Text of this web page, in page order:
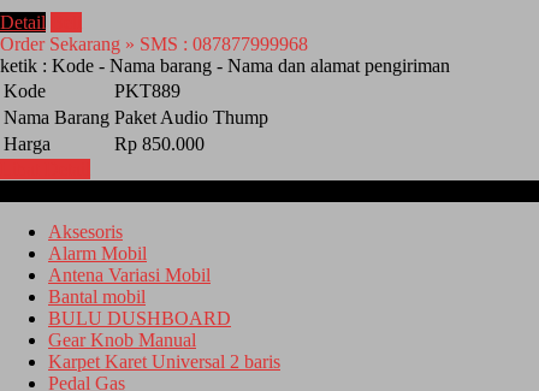
Detail
Order Sekarang » SMS : 087877999968
ketik : Kode - Nama barang - Nama dan alamat pengiriman
Kode
PKT889
Nama Barang Paket Audio Thump
Harga
Rp 850.000
Aksesoris
Alarm Mobil
Antena Variasi Mobil
Bantal mobil
BULU DUSHBOARD
Gear Knob Manual
Karpet Karet Universal 2 baris
Pedal Gas